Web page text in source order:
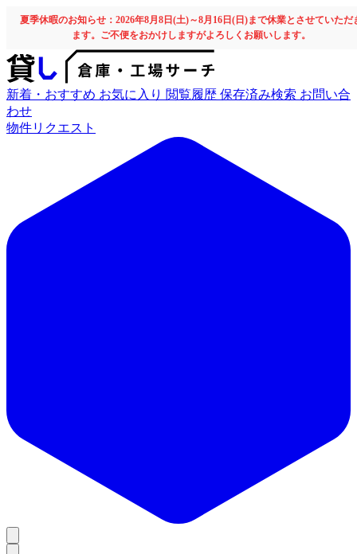
夏季休暇のお知らせ：2026年8月8日(土)～8月16日(日)まで休業とさせていただ
ます。ご不便をおかけしますがよろしくお願いします。
新着・おすすめ お気に入り 閲覧履歴 保存済み検索 お問い合
わせ
物件リクエスト